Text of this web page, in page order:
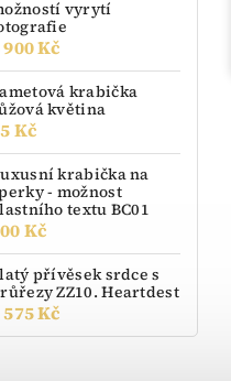
vyrytí
900 Kč
krabička
květina
Kč
krabička na
- možnost
textu BC01
Kč
přívěsek srdce s
ZZ10. Heartdest
575 Kč
krabička na
- možnost
textu BA11
nedostupné
Kč
na šperky - dřevo